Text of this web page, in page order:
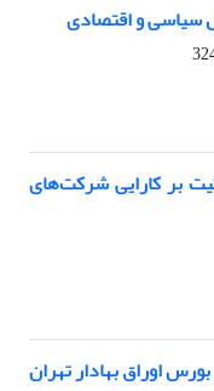
سیاسی و اقتصادی
بر کارایی شرکت‌های
اوراق بهادار تهران